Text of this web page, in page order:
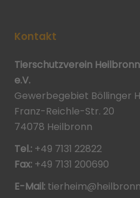
Kontakt
Tierschutzverein
e.V.
Gewerbegebiet Böllinger
Franz-Reichle-Str. 20
74078 Heilbronn
Tel.: +49 7131 22822
Fax: +49 7131 200690
E-Mail: